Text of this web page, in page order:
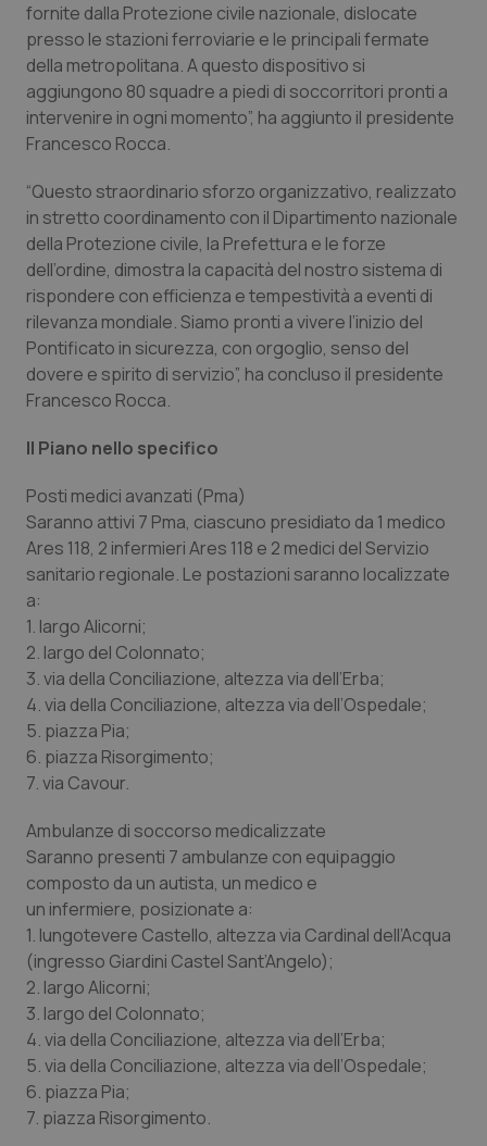
Quotidiano Oncologia
Quotidiano Pediatria
Rene & patologie urogenitali
Salute orale & impianti
Sangue & coagulazione
Tiroide
Tumore al seno
Tumori gastrointestinali
Ulcera & Reflusso
Vaccini
fornite dalla Protezione civile nazionale, dislocate
presso le stazioni ferroviarie e le principali fermate
della metropolitana. A questo dispositivo si
aggiungono 80 squadre a piedi di soccorritori pronti a
intervenire in ogni momento”, ha aggiunto il presidente
Francesco Rocca.
“Questo straordinario sforzo organizzativo, realizzato
in stretto coordinamento con il Dipartimento nazionale
della Protezione civile, la Prefettura e le forze
dell’ordine, dimostra la capacità del nostro sistema di
rispondere con efficienza e tempestività a eventi di
rilevanza mondiale. Siamo pronti a vivere l’inizio del
Pontificato in sicurezza, con orgoglio, senso del
dovere e spirito di servizio”, ha concluso il presidente
Francesco Rocca.
Il Piano nello specifico
Posti medici avanzati (Pma)
Saranno attivi 7 Pma, ciascuno presidiato da 1 medico
Ares 118, 2 infermieri Ares 118 e 2 medici del Servizio
sanitario regionale. Le postazioni saranno localizzate
a:
1. largo Alicorni;
2. largo del Colonnato;
3. via della Conciliazione, altezza via dell’Erba;
4. via della Conciliazione, altezza via dell’Ospedale;
5. piazza Pia;
6. piazza Risorgimento;
7. via Cavour.
Ambulanze di soccorso medicalizzate
Saranno presenti 7 ambulanze con equipaggio
composto da un autista, un medico e
un infermiere, posizionate a:
1. lungotevere Castello, altezza via Cardinal dell’Acqua
(ingresso Giardini Castel Sant’Angelo);
2. largo Alicorni;
3. largo del Colonnato;
4. via della Conciliazione, altezza via dell’Erba;
5. via della Conciliazione, altezza via dell’Ospedale;
6. piazza Pia;
7. piazza Risorgimento.